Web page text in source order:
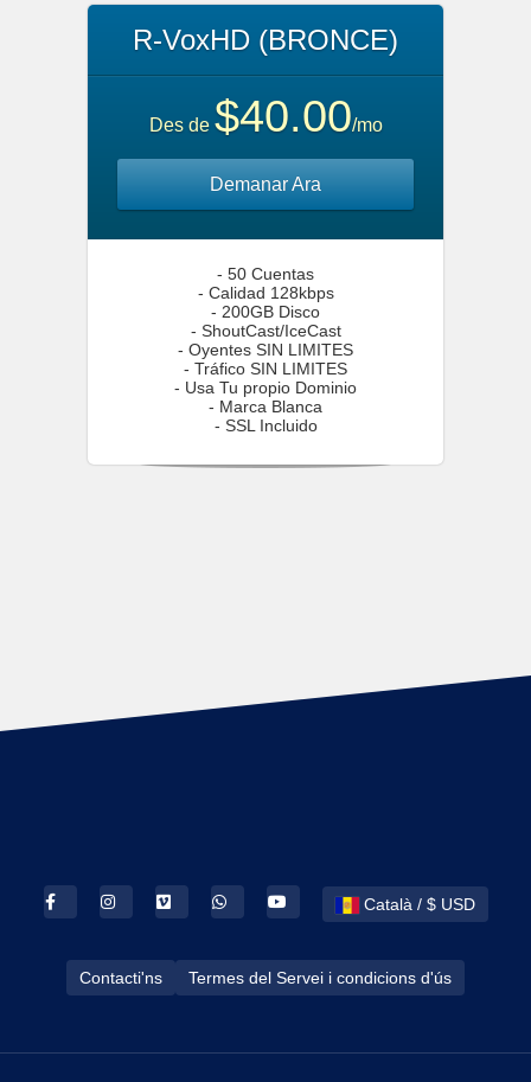
R-VoxHD (BRONCE)
Des de $40.00/mo
Demanar Ara
- 50 Cuentas
- Calidad 128kbps
- 200GB Disco
- ShoutCast/IceCast
- Oyentes SIN LIMITES
- Tráfico SIN LIMITES
- Usa Tu propio Dominio
- Marca Blanca
- SSL Incluido
Català / $ USD
Contacti'ns Termes del Servei i condicions d'ús